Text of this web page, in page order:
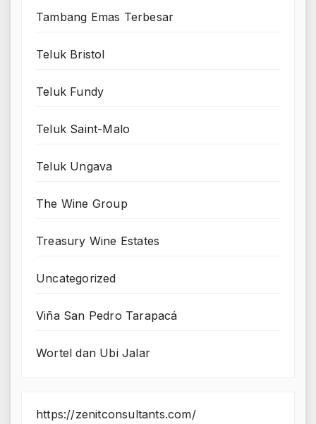
Tambang Emas Terbesar
Teluk Bristol
Teluk Fundy
Teluk Saint-Malo
Teluk Ungava
The Wine Group
Treasury Wine Estates
Uncategorized
Viña San Pedro Tarapacá
Wortel dan Ubi Jalar
https://zenitconsultants.com/